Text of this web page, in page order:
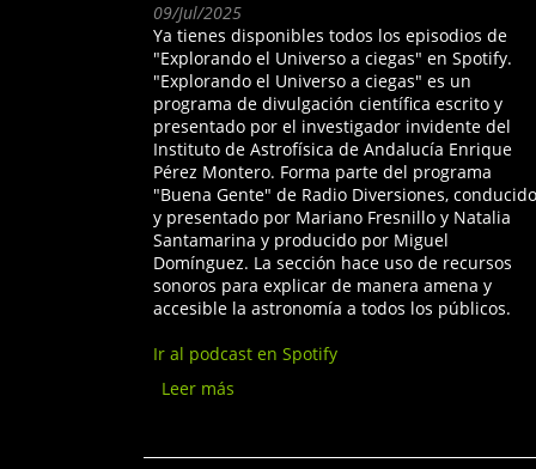
09/Jul/2025
Ya tienes disponibles todos los episodios de
"Explorando el Universo a ciegas" en Spotify.
"Explorando el Universo a ciegas" es un
programa de divulgación científica escrito y
presentado por el investigador invidente del
Instituto de Astrofísica de Andalucía Enrique
Pérez Montero. Forma parte del programa
"Buena Gente" de Radio Diversiones, conducido
y presentado por Mariano Fresnillo y Natalia
Santamarina y producido por Miguel
Domínguez. La sección hace uso de recursos
sonoros para explicar de manera amena y
accesible la astronomía a todos los públicos.
Ir al podcast en Spotify
Leer más